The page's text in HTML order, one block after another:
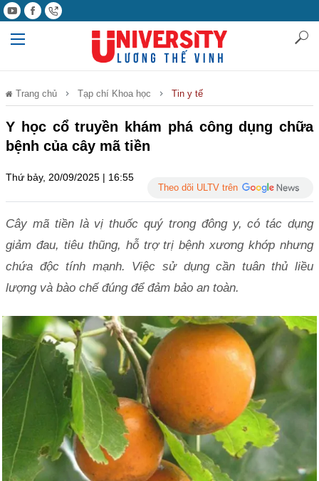
Trang chủ Tạp chí Khoa học Tin y tế
Y học cổ truyền khám phá công dụng chữa
bệnh của cây mã tiền
Thứ bảy, 20/09/2025 | 16:55
Theo dõi ULTV trên
Cây mã tiền là vị thuốc quý trong đông y, có tác dụng
giảm đau, tiêu thũng, hỗ trợ trị bệnh xương khớp nhưng
chứa độc tính mạnh. Việc sử dụng cần tuân thủ liều
lượng và bào chế đúng để đảm bảo an toàn.